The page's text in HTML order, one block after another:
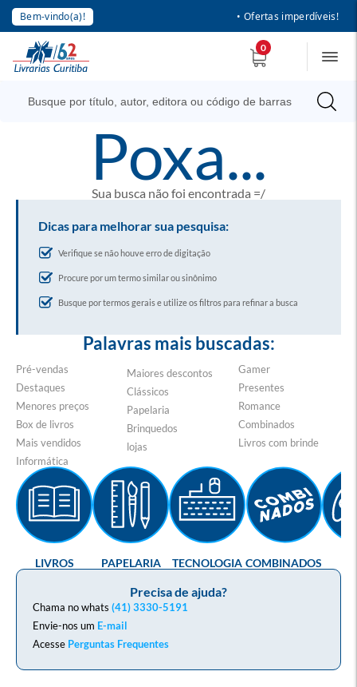
Bem-vindo(a)! • Ofertas imperdíveis!
0
poxa...
Sua busca não foi encontrada =/
Dicas para melhorar sua pesquisa:
Verifique se não houve erro de digitação
Procure por um termo similar ou sinônimo
Busque por termos gerais e utilize os filtros para refinar a busca
Palavras mais buscadas:
Pré-vendas
Destaques
Menores preços
Box de livros
Mais vendidos
Informática
Maiores descontos
Clássicos
Papelaria
Brinquedos
lojas
Gamer
Presentes
Romance
Combinados
Livros com brinde
Precisa de ajuda?
Chama no whats (41) 3330-5191
Envie-nos um E-mail
Acesse Perguntas Frequentes
LIVROS PAPELARIA TECNOLOGIA COMBINADOS